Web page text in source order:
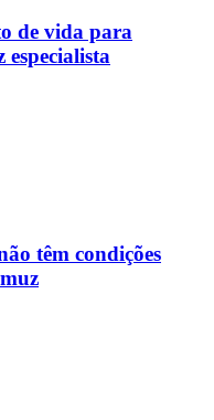
de vida para
especialista
têm condições